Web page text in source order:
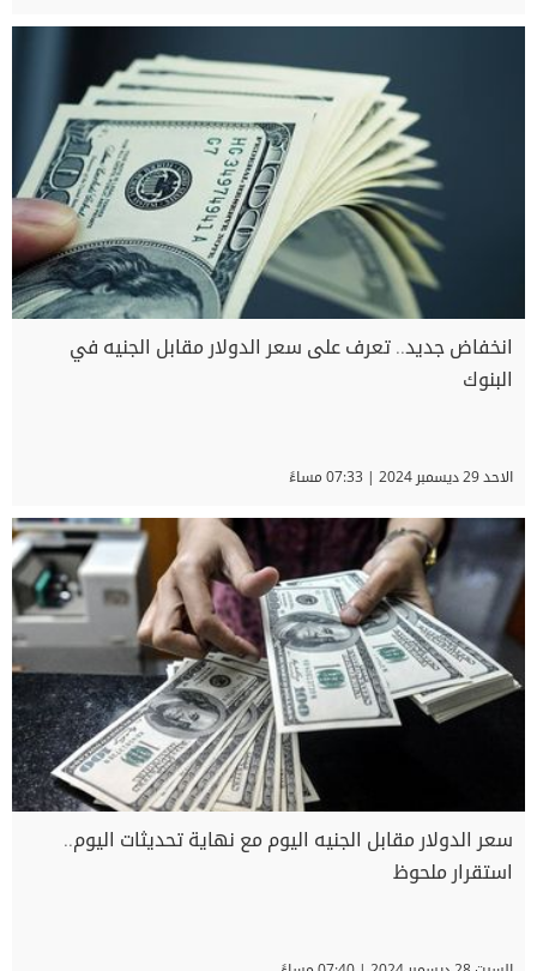
انخفاض جديد.. تعرف على سعر الدولار مقابل الجنيه في
البنوك
الاحد 29 ديسمبر 2024 | 07:33 مساءً
سعر الدولار مقابل الجنيه اليوم مع نهاية تحديثات اليوم..
استقرار ملحوظ